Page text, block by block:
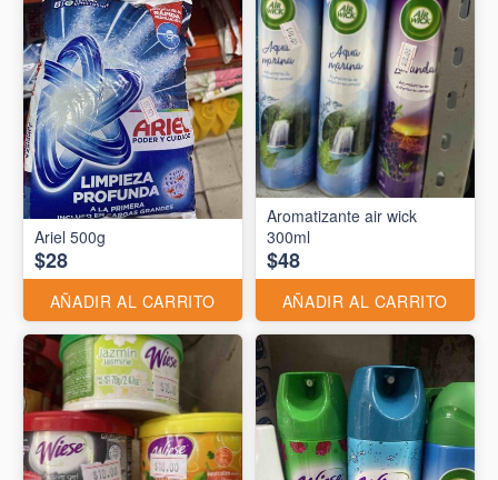
Ariel 500g
$28
AÑADIR AL CARRITO
Aromatizante air wick
300ml
$48
AÑADIR AL CARRITO